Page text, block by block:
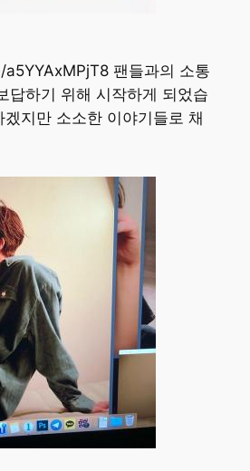
팬들과의 소통
답하기 위해 시작하게 되었습
지만 소소한 이야기들로 채